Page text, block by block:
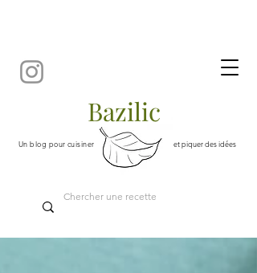
et piquer des idées
Un blog pour cuisiner
Bazilic